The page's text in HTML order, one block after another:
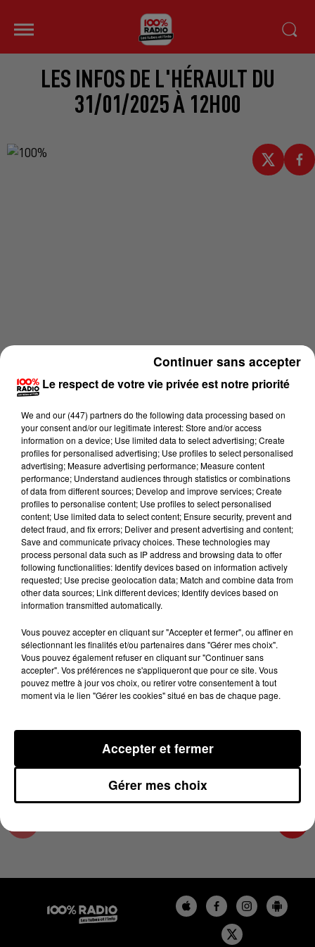
LES INFOS DE L'HÉRAULT DU
31/01/2025 À 12H00
Lecture (2 min 15 sec)
100%
100% Radio les infos de l'Hérault
31 janvier 2025 - 2 min 15 sec
LES INFOS DE L'HÉRAULT DU 31/01/2025 À
12H00
Podcasts infos de l'Hérault
Le respect de votre vie privée est notre priorité
We and our (447) partnersdo the following data processing based on
your consent and/or our legitimate interest: Store and/or access
information on a device; Use limited data to select advertising; Create
profiles for personalised advertising; Use profiles to select personalised
advertising; Measure advertising performance; Measure content
performance; Understand audiences through statistics or combinations
of data from different sources; Develop and improve services; Create
profiles to personalise content; Use profiles to select personalised
content; Use limited data to select content; Ensure security, prevent and
detect fraud, and fix errors; Deliver and present advertising and content;
Save and communicate privacy choices. These technologies may
process personal data such as IP address and browsing data to offer
following functionalities: Identify devices based on information actively
requested; Use precise geolocation data; Match and combine data from
other data sources; Link different devices; Identify devices based on
information transmitted automatically.
Vous pouvez accepter en cliquant sur "Accepter et fermer", ou affiner en
sélectionnant les finalités et/ou partenaires dans "Gérer mes choix".
Vous pouvez également refuser en cliquant sur "Continuer sans
accepter". Vos préférences ne s'appliqueront que pour ce site. Vous
pouvez mettre à jour vos choix, ou retirer votre consentement à tout
moment via le lien "Gérer les cookies" situé en bas de chaque page.
Gérer mes choix
Accepter et fermer
Continuer sans accepter